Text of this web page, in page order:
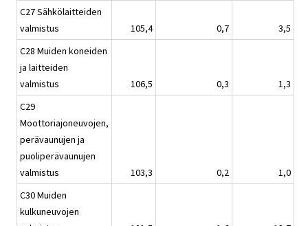
C27 Sähkölaitteiden
valmistus
105,4 0,7
3,5
C28 Muiden koneiden
ja laitteiden
valmistus
106,5 0,3
1,3
C29
Moottoriajoneuvojen,
perävaunujen ja
puoliperävaunujen
valmistus
103,3 0,2
1,0
C30 Muiden
kulkuneuvojen